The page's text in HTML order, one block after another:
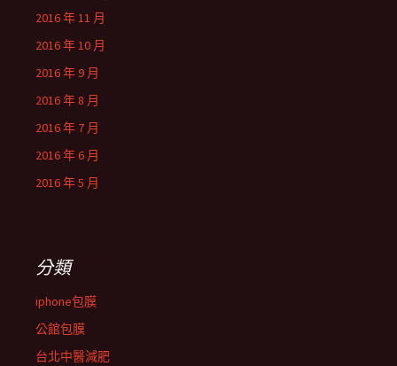
2016 年 11 月
2016 年 10 月
2016 年 9 月
2016 年 8 月
2016 年 7 月
2016 年 6 月
2016 年 5 月
分類
iphone包膜
公館包膜
台北中醫減肥